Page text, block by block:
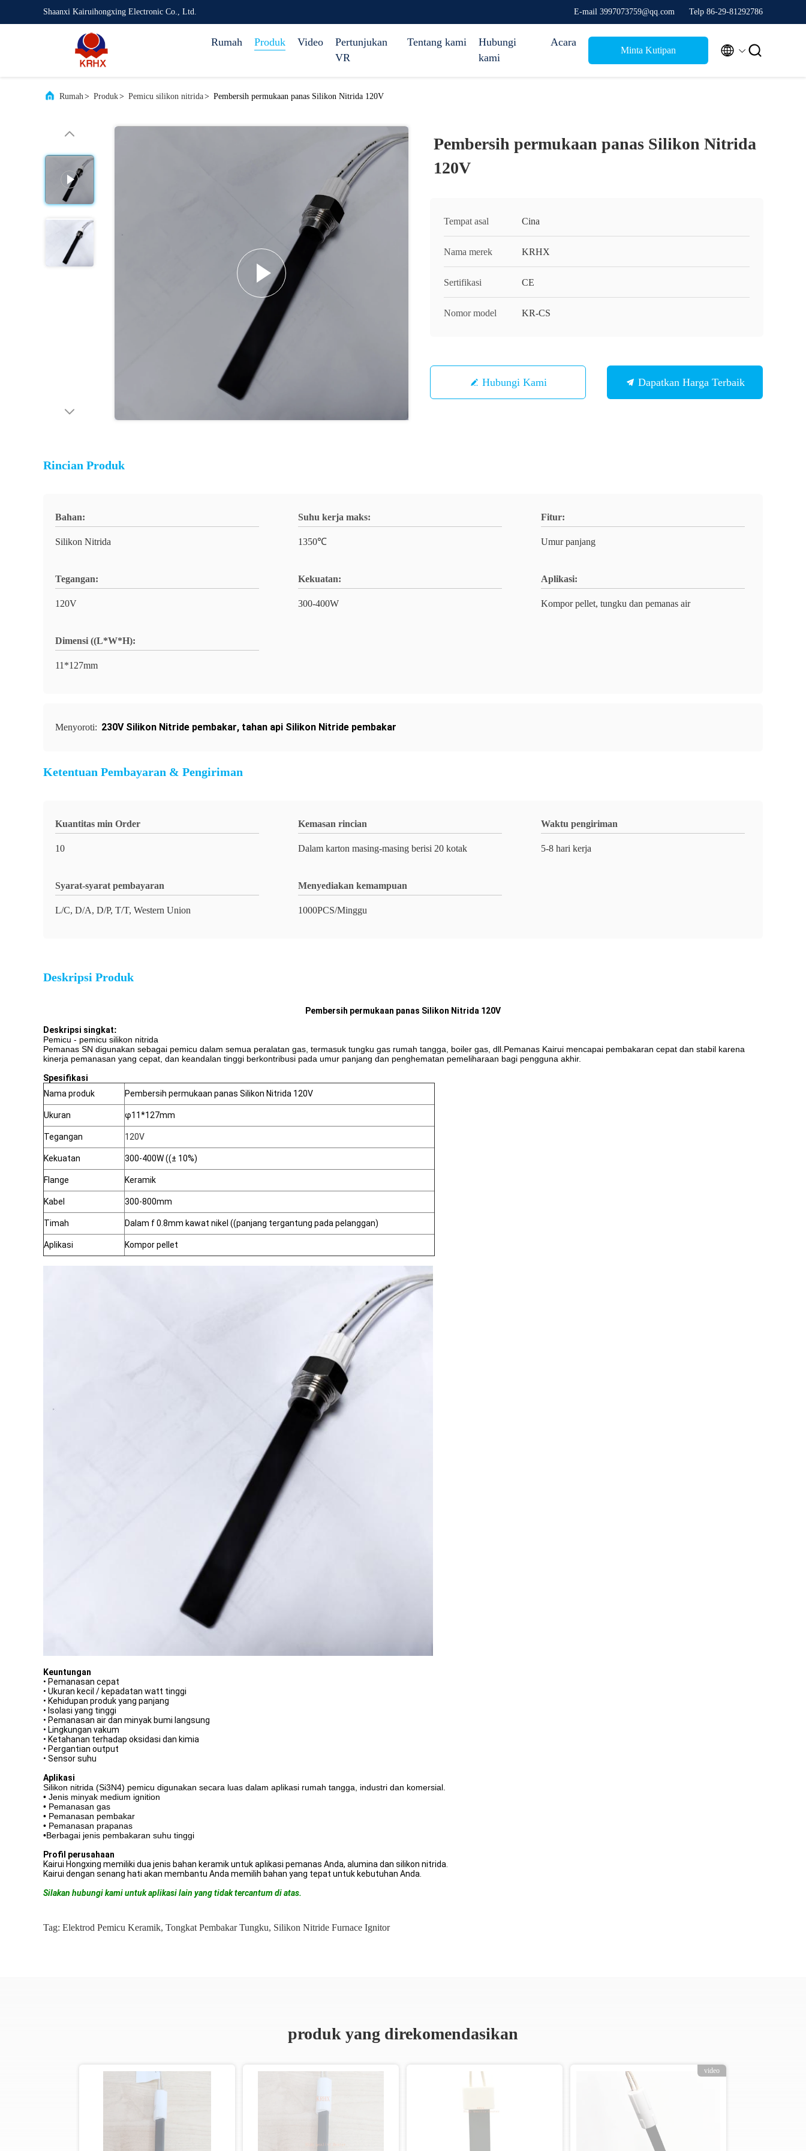
Shaanxi Kairuihongxing Electronic Co., Ltd. E-mail 3997073759@qq.com Telp 86-29-81292786
Rumah Produk Video
Pertunjukan
VR
Tentang kami
Hubungi
kami
Acara
Minta Kutipan  
Rumah> Produk> Pemicu silikon nitrida> Pembersih permukaan panas Silikon Nitrida 120V
Pembersih permukaan panas Silikon Nitrida
120V
Tempat asal Cina
Nama merek KRHX
Sertifikasi CE
Nomor model KR-CS
Hubungi Kami Dapatkan Harga Terbaik
Rincian Produk
Bahan:
Silikon Nitrida
Suhu kerja maks:
1350℃
Fitur:
Umur panjang
Tegangan:
120V
Kekuatan:
300-400W
Aplikasi:
Kompor pellet, tungku dan pemanas air
Dimensi ((L*W*H):
11*127mm
Menyoroti: 230V Silikon Nitride pembakar, tahan api Silikon Nitride pembakar
Ketentuan Pembayaran & Pengiriman
Kuantitas min Order
10
Kemasan rincian
Dalam karton masing-masing berisi 20 kotak
Waktu pengiriman
5-8 hari kerja
Syarat-syarat pembayaran
L/C, D/A, D/P, T/T, Western Union
Menyediakan kemampuan
1000PCS/Minggu
Deskripsi Produk
Pembersih permukaan panas Silikon Nitrida 120V
Deskripsi singkat:
Pemicu - pemicu silikon nitrida
Pemanas SN digunakan sebagai pemicu dalam semua peralatan gas, termasuk tungku gas rumah tangga, boiler gas, dll.Pemanas Kairui mencapai pembakaran cepat dan stabil karena
kinerja pemanasan yang cepat, dan keandalan tinggi berkontribusi pada umur panjang dan penghematan pemeliharaan bagi pengguna akhir.
Spesifikasi
Nama produk
Pembersih permukaan panas Silikon Nitrida 120V
Ukuran φ11*127mm
Tegangan 120V
Kekuatan 300-400W ((± 10%)
Flange Keramik
Kabel 300-800mm
Timah Dalam f 0.8mm kawat nikel ((panjang tergantung pada pelanggan)
Aplikasi Kompor pellet
Keuntungan
• Pemanasan cepat
• Ukuran kecil / kepadatan watt tinggi
• Kehidupan produk yang panjang
• Isolasi yang tinggi
• Pemanasan air dan minyak bumi langsung
• Lingkungan vakum
• Ketahanan terhadap oksidasi dan kimia
• Pergantian output
• Sensor suhu
Aplikasi
Silikon nitrida (Si3N4) pemicu digunakan secara luas dalam aplikasi rumah tangga, industri dan komersial.
• Jenis minyak medium ignition
• Pemanasan gas
• Pemanasan pembakar
• Pemanasan prapanas
•Berbagai jenis pembakaran suhu tinggi
Profil perusahaan
Kairui Hongxing memiliki dua jenis bahan keramik untuk aplikasi pemanas Anda, alumina dan silikon nitrida.
Kairui dengan senang hati akan membantu Anda memilih bahan yang tepat untuk kebutuhan Anda.
Silakan hubungi kami untuk aplikasi lain yang tidak tercantum di atas.
Tag: Elektrod Pemicu Keramik, Tongkat Pembakar Tungku, Silikon Nitride Furnace Ignitor
produk yang direkomendasikan
video